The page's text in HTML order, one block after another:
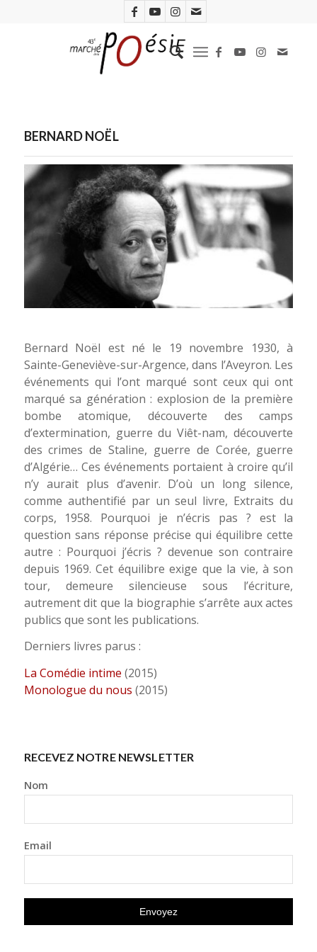
BERNARD NOËL
Bernard Noël est né le 19 novembre 1930, à
Sainte-Geneviève-sur-Argence, dans l’Aveyron. Les
événements qui l’ont marqué sont ceux qui ont
marqué sa génération : explosion de la première
bombe atomique, découverte des camps
d’extermination, guerre du Viêt-nam, découverte
des crimes de Staline, guerre de Corée, guerre
d’Algérie… Ces événements portaient à croire qu’il
n’y aurait plus d’avenir. D’où un long silence,
comme authentifié par un seul livre, Extraits du
corps, 1958. Pourquoi je n’écris pas ? est la
question sans réponse précise qui équilibre cette
autre : Pourquoi j’écris ? devenue son contraire
depuis 1969. Cet équilibre exige que la vie, à son
tour, demeure silencieuse sous l’écriture,
autrement dit que la biographie s’arrête aux actes
publics que sont les publications.
Derniers livres parus :
La Comédie intime (2015)
Monologue du nous (2015)
RECEVEZ NOTRE NEWSLETTER
Nom
Email